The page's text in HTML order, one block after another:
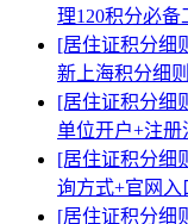
理120积分必备
[居住证积分细
新上海积分细
[居住证积分细
单位开户+注册
[居住证积分细
询方式+官网入
[居住证积分细